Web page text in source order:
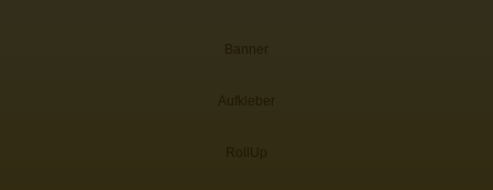
Banner
Aufkleber